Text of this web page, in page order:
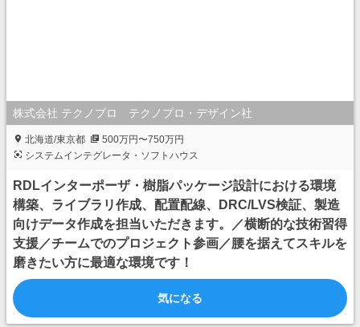
株式会社 テクノプロ テクノプロ・デザイン社
北海道/東京都
500万円〜750万円
システムインテグレータ・ソフトハウス
RDLインターポーザ・樹脂パッケージ設計における環境
構築、ライブラリ作成、配置配線、DRC/LVS検証、製造
向けデータ作成を担当いただきます。／横断的な技術習得
支援／チームでのプロジェクト参画／腰を据えてスキルを
磨きたい方に最適な環境です！
気になる